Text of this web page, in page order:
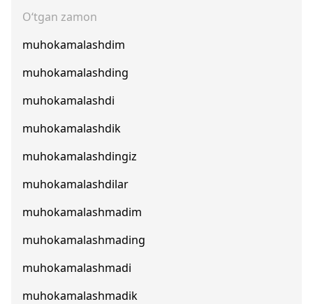
O‘tgan zamon
muhokamalashdim
muhokamalashding
muhokamalashdi
muhokamalashdik
muhokamalashdingiz
muhokamalashdilar
muhokamalashmadim
muhokamalashmading
muhokamalashmadi
muhokamalashmadik